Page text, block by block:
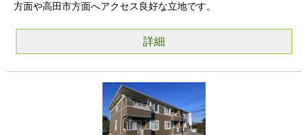
方面や高田市方面へアクセス良好な立地です。
詳細